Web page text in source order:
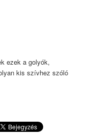
ezek a golyók,
kis szívhez szóló